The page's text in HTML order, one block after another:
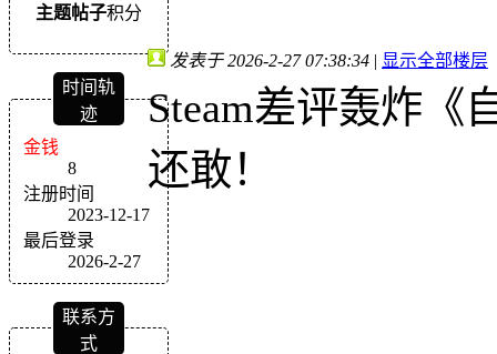
主题帖子积分
时间轨
迹
金钱
8
注册时间
2023-12-17
最后登录
2026-2-27
联系方
式
发表于 2026-2-27 07:38:34 | 显示全部楼层
Steam差评轰炸《
还敢！